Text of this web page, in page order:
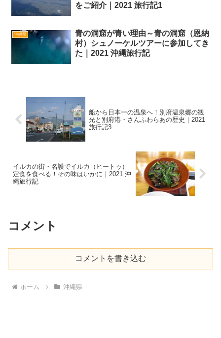
をご紹介｜2021 旅行記1
沖縄県
青の洞窟が青い理由～青の洞窟（恩納
村）シュノーケルツアーに参加してき
た｜2021 沖縄旅行記
船から日本一の温泉へ！別府温泉郷の観
光と別府港・さんふわらあの歴史｜2021
旅行記3
イルカの街・名護でイルカ（ヒートゥ）
定食を食べる！その味はいかに｜2021 沖
縄旅行記
コメント
コメントを書き込む
ホーム 沖縄県